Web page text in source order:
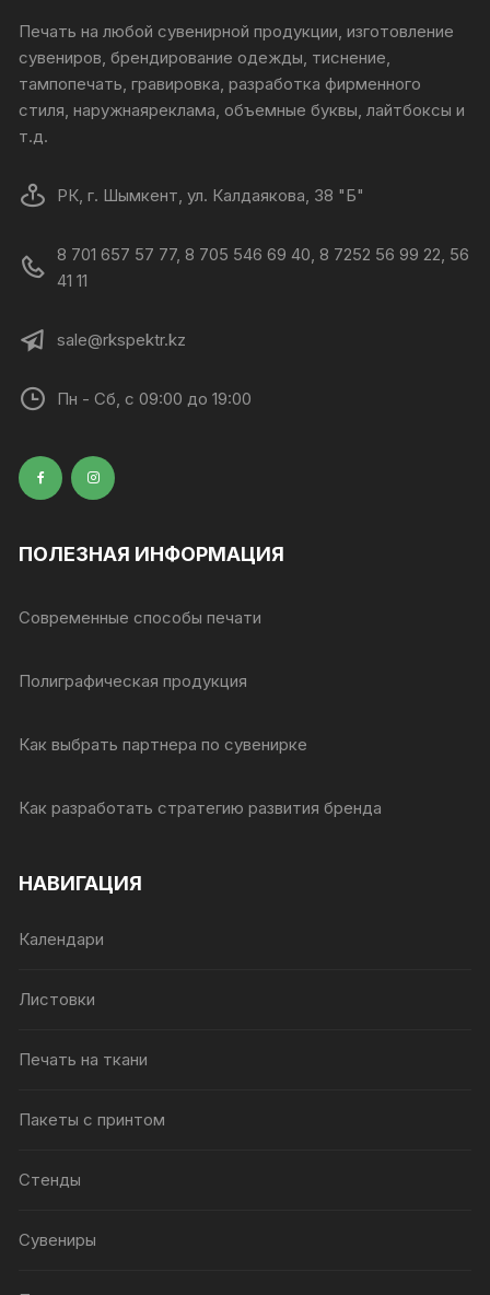
Печать на любой сувенирной продукции, изготовление
сувениров, брендирование одежды, тиснение,
тампопечать, гравировка, разработка фирменного
стиля, наружнаяреклама, объемные буквы, лайтбоксы и
т.д.
РК, г. Шымкент, ул. Калдаякова, 38 "Б"
8 701 657 57 77, 8 705 546 69 40, 8 7252 56 99 22, 56
41 11
sale@rkspektr.kz
Пн - Сб, с 09:00 до 19:00
ПОЛЕЗНАЯ ИНФОРМАЦИЯ
Современные способы печати
Полиграфическая продукция
Как выбрать партнера по сувенирке
Как разработать стратегию развития бренда
НАВИГАЦИЯ
Календари
Листовки
Печать на ткани
Пакеты с принтом
Стенды
Сувениры